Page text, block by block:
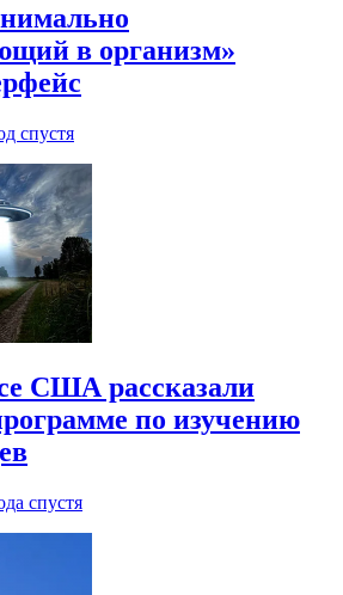
в организм»
спустя
США рассказали
по изучению
спустя